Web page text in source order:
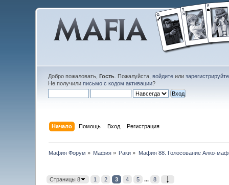
Добро пожаловать, Гость. Пожалуйста, войдитеили
Не получили письмо с кодом активации?
Начало Помощь Вход Регистрация
Мафия Форум » Мафия » Раки » Мафия 88. Голосование Алко-
Страницы 8 1 2 3 4 5 ... 8